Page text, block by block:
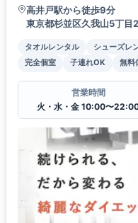
高井戸駅から徒歩9分
東京都杉並区久我山5丁目
タオルレンタル シューズレ
完全個室
子連れOK 無料
営業時間
火・水・金 10:00〜